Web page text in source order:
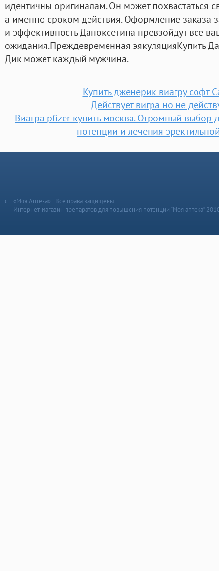
идентичны оригиналам. Он может похвастаться
а именно сроком действия. Оформление заказа
и эффективность Дапоксетина превзойдут все
ожидания.Преждевременная эякуляцияКупить
Дик может каждый мужчина.
Купить дженерик виагру софт
Действует вигра но не
Виагра pfizer купить москва. Огромный
потенции и лечения
«Моя Аптека» | Все права защищены
Интернет-магазин препаратов для повышения потенции “Моя аптека”